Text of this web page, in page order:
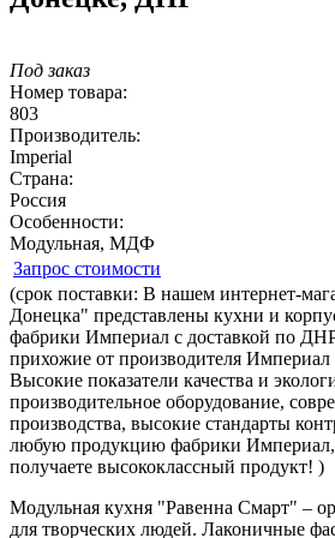
Под заказ
Номер товара:
803
Производитель:
Imperial
Страна:
Россия
Особенности:
Модульная, МДФ
Запрос стоимости
(cрок поставки: В нашем интернет-
Донецка" представлены кухни и
фабрики Империал с доставкой по
прихожие от производителя
Высокие показатели качества и
производительное оборудование,
производства, высокие стандарты
любую продукцию фабрики Империал,
получаете высококлассный продукт! )
Модульная кухня "Равенна Смарт" –
для творческих людей. Лаконичные